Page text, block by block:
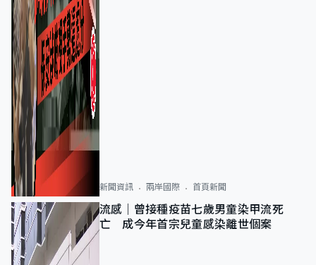
新聞資訊 兩岸國際 首頁新聞
流感｜曾接種疫苗七歲男童染甲流死
亡 成今年首宗兒童感染離世個案